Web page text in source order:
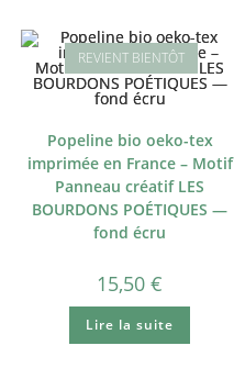
Popeline bio oeko-tex
imprimée en France – Motif
Panneau créatif LES
BOURDONS POÉTIQUES —
fond écru
15,50€
Lire la suite